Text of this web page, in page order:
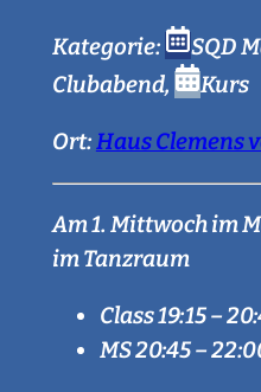
Kategorie: SQD
Clubabend, Kurs
Ort:Haus Clemens
Am 1. Mittwoch im
im Tanzraum
Class 19:15 –
MS 20:45 –